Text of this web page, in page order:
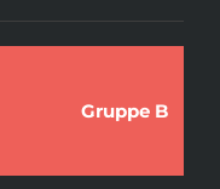
Gruppe B